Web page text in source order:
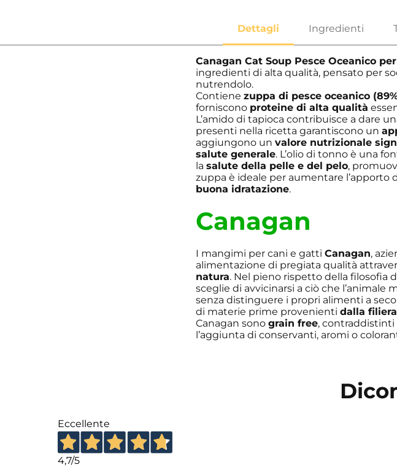
Canagan Cat Soup Pesce Oceanico
ingredienti di alta qualità, pensato per
nutrendolo.
Contienezuppa di pesce oceanico
forniscono proteine di alta qualità
L’amido di tapioca contribuisce a dare
presenti nella ricetta garantiscono un
aggiungono unvalore nutrizionale
salute generale. L’olio di tonno è una
lasalute della pelle e del pelo,
zuppa è ideale per aumentare l’apporto
buona idratazione.
Canagan
I mangimi per cani e gattiCanagan,
alimentazione di pregiata qualità
natura. Nel pieno rispetto della filosofia
sceglie di avvicinarsi a ciò che
senza distinguere i propri alimenti a
di materie prime provenientidalla
Canagan sonograin free,
l’aggiunta di conservanti, aromi o
Eccellente
4,7/5